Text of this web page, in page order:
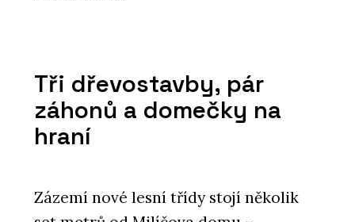
Tři dřevostavby, pár
záhonů a domečky na
hraní
Zázemí nové lesní třídy stojí několik